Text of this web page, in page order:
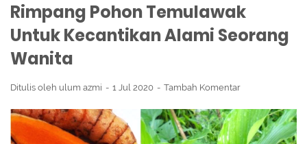
Rimpang Pohon Temulawak
Untuk Kecantikan Alami Seorang
Wanita
Ditulis oleh ulum azmi 1 Jul 2020 Tambah Komentar